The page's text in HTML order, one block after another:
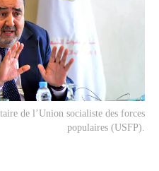
de l’Union socialiste des forces
populaires (USFP).